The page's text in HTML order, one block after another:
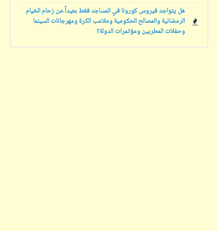
هل يتواجد فيروس كورونا في المساجد فقط بعيداً عن زحام الخيام
الرمضانية والمصالح الحكومية وملاعب الكرة ومهرجانات السينما
وحفلات المطربين ومؤتمرات الدولة؟